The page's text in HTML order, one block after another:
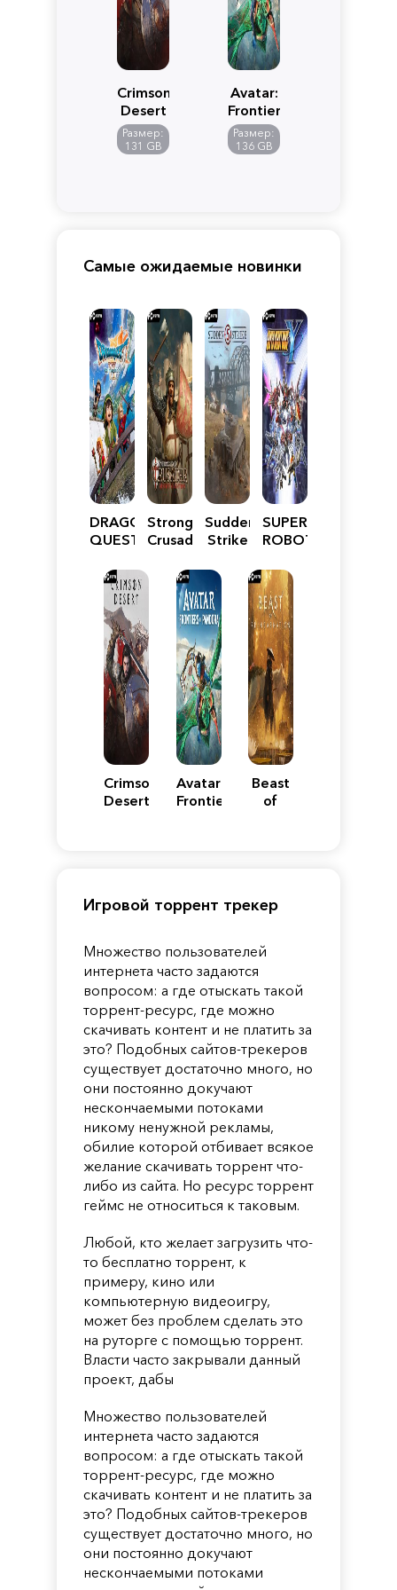
Crimson
Desert
Размер:
131 GB
Avatar:
Frontiers
of
Pandora
Размер:
136 GB
Самые ожидаемые новинки
DRAGON
QUEST
Reimagined
Stronghold
Crusader:
Edition
Sudden
Strike
SUPER
ROBOT
Y
Crimson
Desert
Avatar:
Frontiers
Beast
of
Игровой торрент трекер
Множество пользователей
интернета часто задаются
вопросом: а где отыскать такой
торрент-ресурс, где можно
скачивать контент и не платить за
это? Подобных сайтов-трекеров
существует достаточно много, но
они постоянно докучают
нескончаемыми потоками
никому ненужной рекламы,
обилие которой отбивает всякое
желание скачивать торрент что-
либо из сайта. Но ресурс торрент
геймс не относиться к таковым.
Любой, кто желает загрузить что-
то бесплатно торрент, к
примеру, кино или
компьютерную видеоигру,
может без проблем сделать это
на руторге с помощью торрент.
Власти часто закрывали данный
проект, дабы
Множество пользователей
интернета часто задаются
вопросом: а где отыскать такой
торрент-ресурс, где можно
скачивать контент и не платить за
это? Подобных сайтов-трекеров
существует достаточно много, но
они постоянно докучают
нескончаемыми потоками